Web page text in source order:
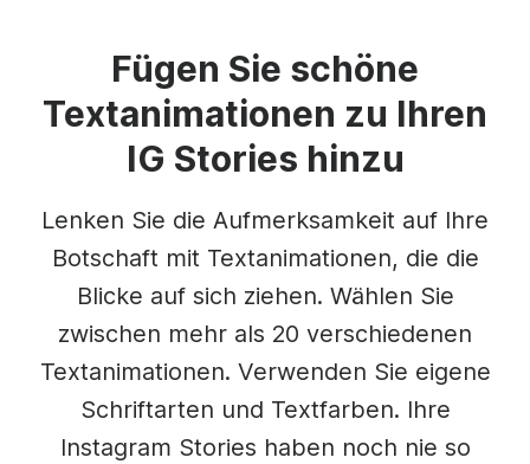
Fügen Sie schöne
Textanimationen zu Ihren
IG Stories hinzu
Lenken Sie die Aufmerksamkeit auf Ihre
Botschaft mit Textanimationen, die die
Blicke auf sich ziehen. Wählen Sie
zwischen mehr als 20 verschiedenen
Textanimationen. Verwenden Sie eigene
Schriftarten und Textfarben. Ihre
Instagram Stories haben noch nie so